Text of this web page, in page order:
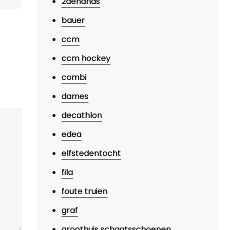
bauer
ccm
ccm hockey
combi
dames
decathlon
edea
elfstedentocht
fila
foute truien
graf